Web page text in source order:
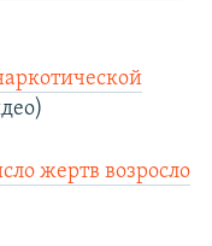
жертв возросло